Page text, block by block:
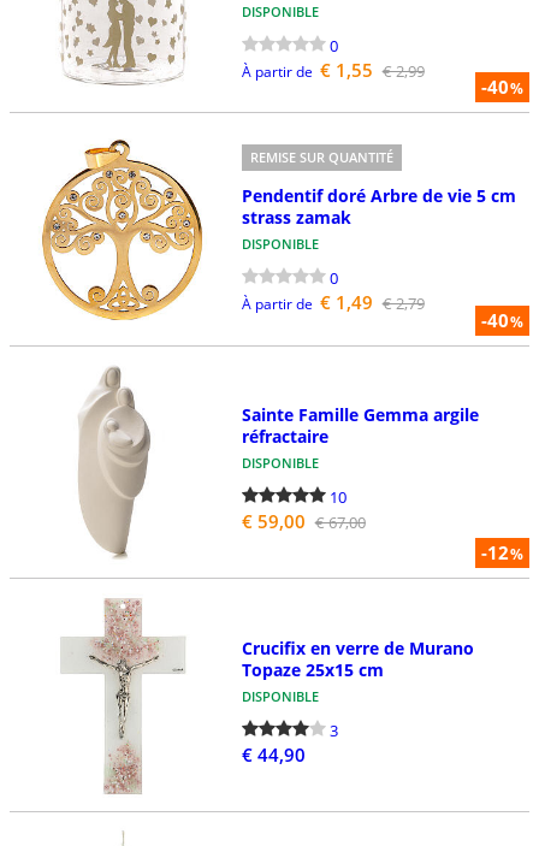
-40%
DISPONIBLE
0
À partir de € 1,55 € 2,99
-40%
REMISE SUR QUANTITÉ
Pendentif doré Arbre de vie 5 cm
strass zamak
DISPONIBLE
0
À partir de € 1,49 € 2,79
-12%
Sainte Famille Gemma argile
réfractaire
DISPONIBLE
10
€ 59,00 € 67,00
Crucifix en verre de Murano
Topaze 25x15 cm
DISPONIBLE
3
€ 44,90